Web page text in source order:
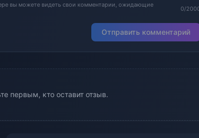
вы можете видеть свои комментарии, ожидающие
0/
Отправить комментарий
первым, кто оставит отзыв.